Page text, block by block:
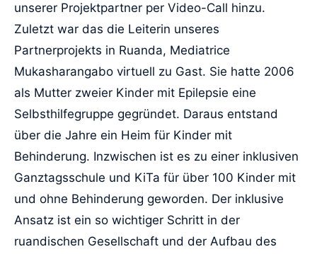
unserer Projektpartner per Video-Call hinzu.
Zuletzt war das die Leiterin unseres
Partnerprojekts in Ruanda, Mediatrice
Mukasharangabo virtuell zu Gast. Sie hatte 2006
als Mutter zweier Kinder mit Epilepsie eine
Selbsthilfegruppe gegründet. Daraus entstand
über die Jahre ein Heim für Kinder mit
Behinderung. Inzwischen ist es zu einer inklusiven
Ganztagsschule und KiTa für über 100 Kinder mit
und ohne Behinderung geworden. Der inklusive
Ansatz ist ein so wichtiger Schritt in der
ruandischen Gesellschaft und der Aufbau des